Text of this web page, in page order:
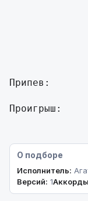
Припев:
Проигрыш:
О подборе
Исполнитель:
Версий: 1